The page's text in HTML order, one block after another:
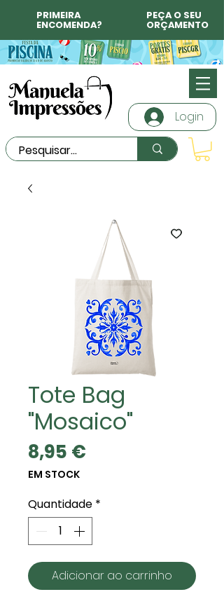
PRIMEIRA
ENCOMENDA?
PEÇA O SEU
ORÇAMENTO
Login
Tote Bag
"Mosaico"
8,95 €
EM STOCK
Quantidade *
Adicionar ao carrinho